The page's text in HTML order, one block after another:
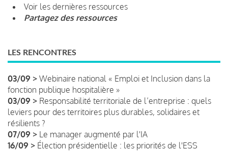
Voir les dernières ressources
Partagez des ressources
LES RENCONTRES
03/09 > Webinaire national « Emploi et Inclusion dans la
fonction publique hospitalière »
03/09 > Responsabilité territoriale de l’entreprise : quels
leviers pour des territoires plus durables, solidaires et
résilients ?
07/09 > Le manager augmenté par l'IA
16/09 > Élection présidentielle : les priorités de l'ESS